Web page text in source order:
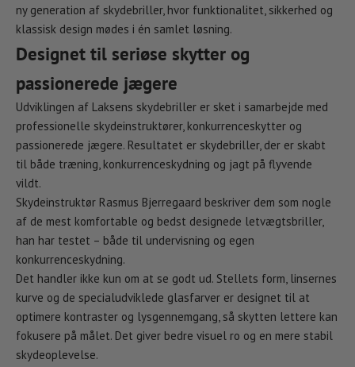
ny generation af skydebriller, hvor funktionalitet, sikkerhed og
klassisk design mødes i én samlet løsning.
Designet til seriøse skytter og
passionerede jægere
Udviklingen af Laksens skydebriller er sket i samarbejde med
professionelle skydeinstruktører, konkurrenceskytter og
passionerede jægere. Resultatet er skydebriller, der er skabt
til både træning, konkurrenceskydning og jagt på flyvende
vildt.
Skydeinstruktør Rasmus Bjerregaard beskriver dem som nogle
af de mest komfortable og bedst designede letvægtsbriller,
han har testet – både til undervisning og egen
konkurrenceskydning.
Det handler ikke kun om at se godt ud. Stellets form, linsernes
kurve og de specialudviklede glasfarver er designet til at
optimere kontraster og lysgennemgang, så skytten lettere kan
fokusere på målet. Det giver bedre visuel ro og en mere stabil
skydeoplevelse.